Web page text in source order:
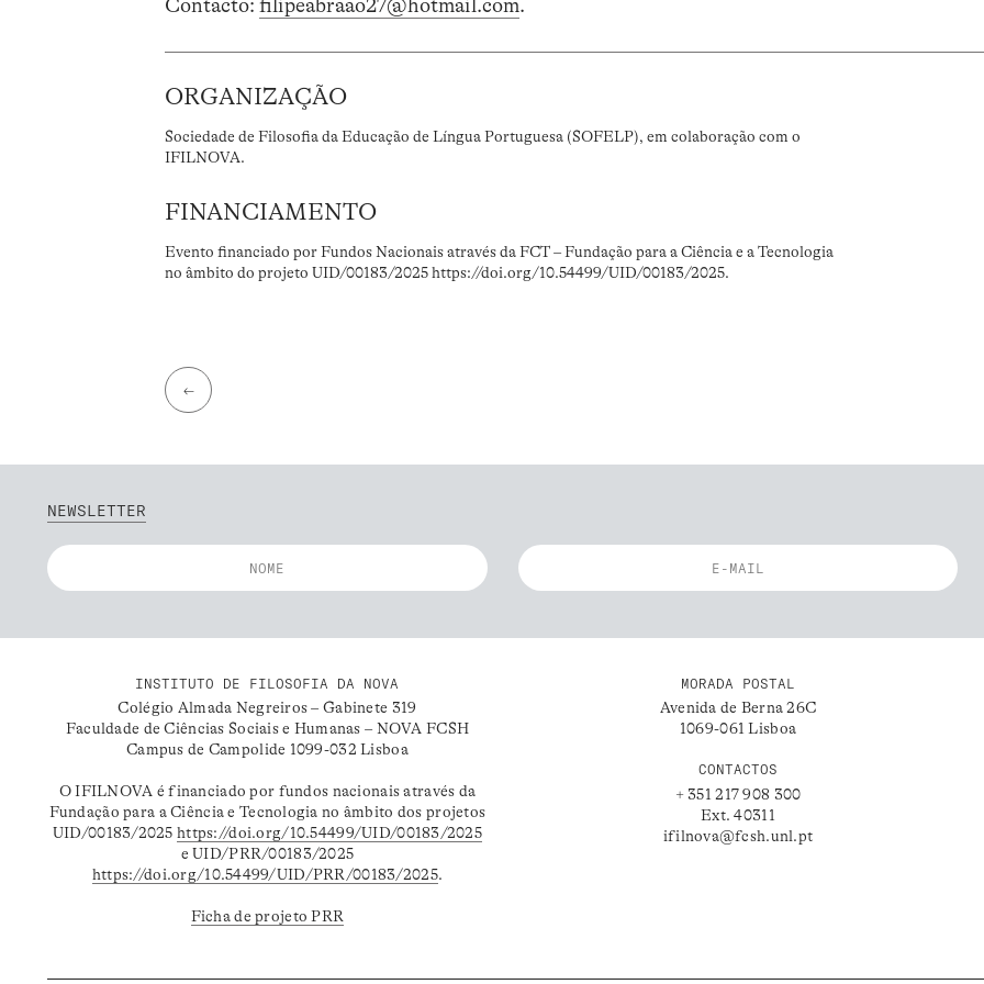
Contacto:filipeabraao27@hotmail.com.
ORGANIZAÇÃO
Sociedade de Filosofia da Educação de Língua Portuguesa (SOFELP), em colaboração com o
IFILNOVA.
FINANCIAMENTO
Evento financiado por Fundos Nacionais através da FCT – Fundação para a Ciência e a Tecnologia
no âmbito do projeto UID/00183/2025 https://doi.org/10.54499/UID/00183/2025.
←
NEWSLETTER
INSTITUTO DE FILOSOFIA DA NOVA
Colégio Almada Negreiros – Gabinete 319
Faculdade de Ciências Sociais e Humanas – NOVA FCSH
Campus de Campolide 1099-032 Lisboa
O IFILNOVA é financiado por fundos nacionais através da
Fundação para a Ciência e Tecnologia no âmbito dos projetos
UID/00183/2025https://doi.org/10.54499/UID/00183/2025
e UID/PRR/00183/2025
https://doi.org/10.54499/UID/PRR/00183/2025.
Ficha de projeto PRR
MORADA POSTAL
Avenida de Berna 26C
1069-061 Lisboa
CONTACTOS
+ 351 217 908 300
Ext. 40311
ifilnova@fcsh.unl.pt